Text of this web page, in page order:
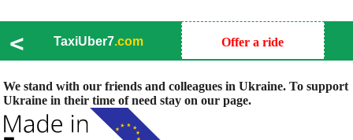
< TaxiUber7.com Offer a ride
We stand with our friends and colleagues in Ukraine. To support
Ukraine in their time of need stay on our page.